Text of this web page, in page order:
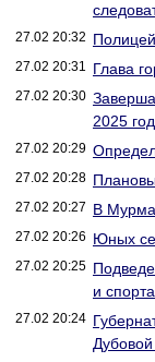
27.02 20:32
27.02 20:31 Глава
27.02 20:30
2025
27.02 20:29
27.02 20:28
27.02 20:27 В
27.02 20:26 Юных
27.02 20:25
и спорта
27.02 20:24